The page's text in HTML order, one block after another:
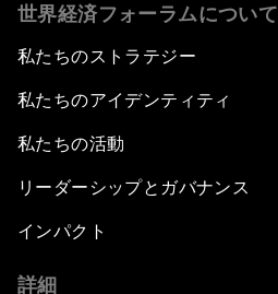
世界経済フォーラムについて
私たちのストラテジー
私たちのアイデンティティ
私たちの活動
リーダーシップとガバナンス
インパクト
詳細